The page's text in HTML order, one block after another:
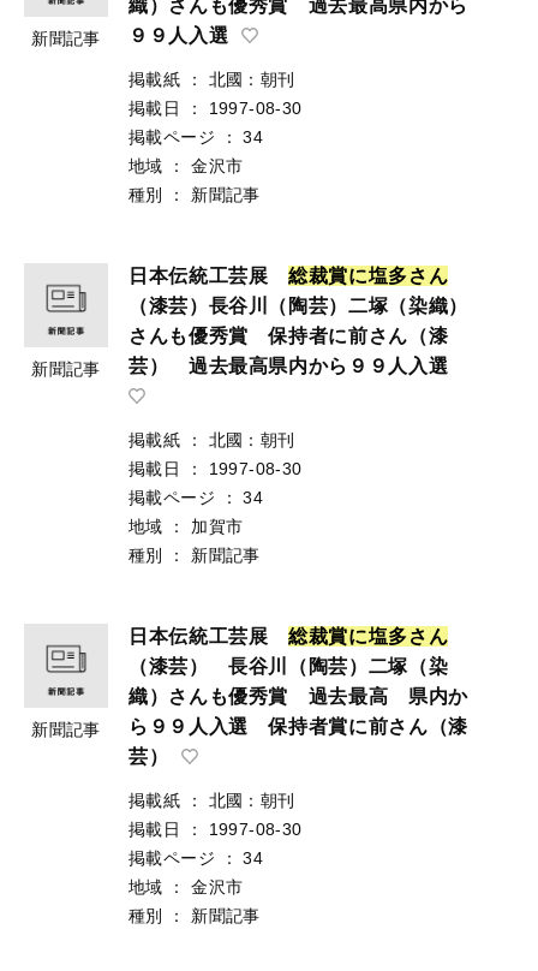
新聞記事
織）さんも優秀賞 過去最高県内から
９９人入選
掲載紙 ：
北國：朝刊
掲載日
：
1997-08-30
掲載ページ
：
34
地域
：
金沢市
種別
： 新聞記事
新聞記事
日本伝統工芸展総裁賞に塩多さ ん
（漆芸）長谷川（陶芸）二塚（染織）
さんも優秀賞 保持者に前さん（漆
芸） 過去最高県内から９９人入選
掲載紙 ：
北國：朝刊
掲載日
：
1997-08-30
掲載ページ
：
34
地域
：
加賀市
種別
： 新聞記事
新聞記事
日本伝統工芸展総裁賞に塩多さ ん
（漆芸） 長谷川（陶芸）二塚（染
織）さんも優秀賞 過去最高 県内か
ら９９人入選 保持者賞に前さん（漆
芸）
掲載紙 ：
北國：朝刊
掲載日
：
1997-08-30
掲載ページ
：
34
地域
：
金沢市
種別
： 新聞記事